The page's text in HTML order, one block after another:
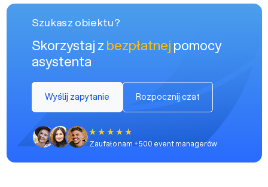
Szukasz obiektu?
Skorzystaj zbezpłatnejpomocy
asystenta
Wyślij zapytanie Rozpocznij czat
Zaufało nam +500 event managerów